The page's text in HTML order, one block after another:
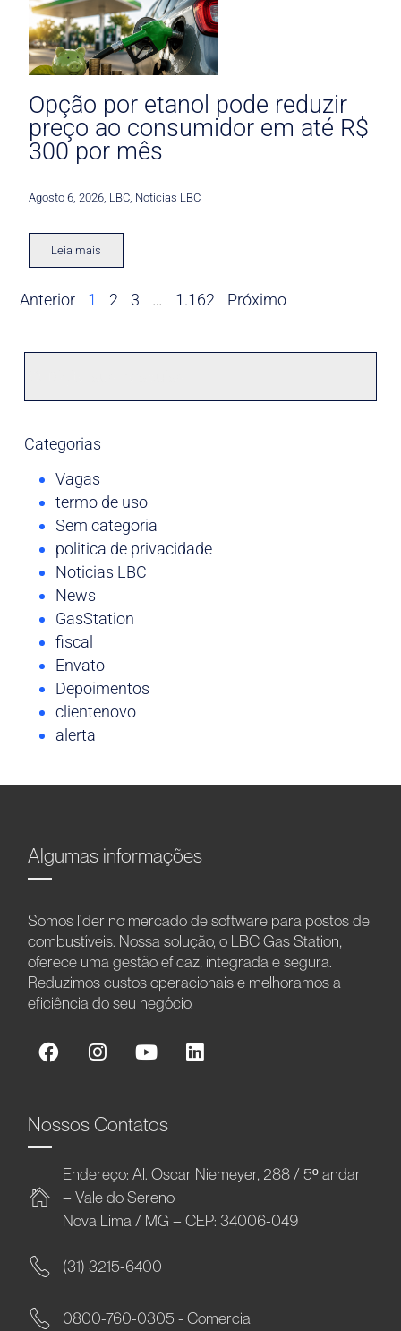
Opção por etanol pode reduzir
preço ao consumidor em até R$
300 por mês
Agosto 6, 2026 LBC Noticias LBC
Leia mais
Anterior 1 2 3 … 1.162 Próximo
Categorias
Vagas
termo de uso
Sem categoria
politica de privacidade
Noticias LBC
News
GasStation
fiscal
Envato
Depoimentos
clientenovo
alerta
Algumas informações
Somos líder no mercado de software para postos de
combustíveis. Nossa solução, o LBC Gas Station,
oferece uma gestão eficaz, integrada e segura.
Reduzimos custos operacionais e melhoramos a
eficiência do seu negócio.
Nossos Contatos
Endereço: Al. Oscar Niemeyer, 288 / 5º andar
– Vale do Sereno
Nova Lima / MG – CEP: 34006-049
(31) 3215-6400
0800-760-0305 - Comercial